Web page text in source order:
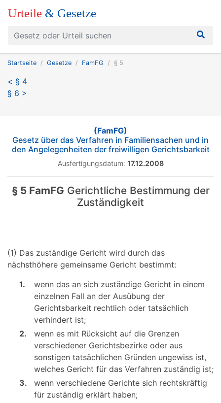
Urteile & Gesetze
Startseite Gesetze FamFG § 5
< § 4
§ 6 >
(FamFG)
Gesetz über das Verfahren in Familiensachen und in
den Angelegenheiten der freiwilligen Gerichtsbarkeit
Ausfertigungsdatum: 17.12.2008
§ 5 FamFG Gerichtliche Bestimmung der
Zuständigkeit
(1) Das zuständige Gericht wird durch das
nächsthöhere gemeinsame Gericht bestimmt:
1.
wenn das an sich zuständige Gericht in einem
einzelnen Fall an der Ausübung der
Gerichtsbarkeit rechtlich oder tatsächlich
verhindert ist;
2.
wenn es mit Rücksicht auf die Grenzen
verschiedener Gerichtsbezirke oder aus
sonstigen tatsächlichen Gründen ungewiss ist,
welches Gericht für das Verfahren zuständig ist;
3.
wenn verschiedene Gerichte sich rechtskräftig
für zuständig erklärt haben;